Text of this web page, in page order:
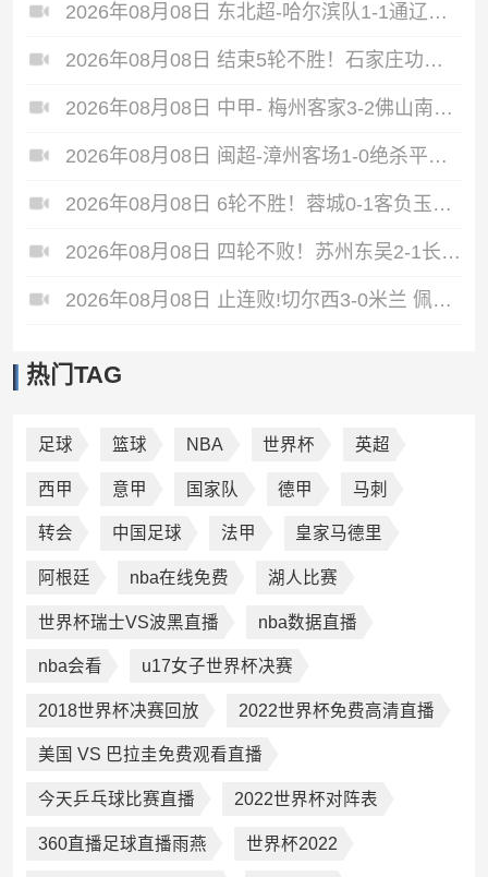
2026年08月08日 东北超-哈尔滨队1-1通辽队 李大宇破门李明悦神仙球扳平
2026年08月08日 结束5轮不胜！石家庄功夫2-1十人陕西联合 维尼修斯制胜曹康直红
2026年08月08日 中甲- 梅州客家3-2佛山南狮 维尼梅开二度
2026年08月08日 闽超-漳州客场1-0绝杀平潭终结6连败 黄鸿替补登场97分钟破门
2026年08月08日 6轮不胜！蓉城0-1客负玉昆 奥斯卡制胜玉昆暂第三 蓉城全场1射正
2026年08月08日 四轮不败！苏州东吴2-1长春亚泰 埃斯特雷拉补时绝杀谭龙连场破门
2026年08月08日 止连败!切尔西3-0米兰 佩德罗双响凯塞多世界波 米兰0射正3场不胜
热门TAG
足球 篮球 NBA 世界杯 英超
西甲 意甲 国家队 德甲 马刺
转会 中国足球 法甲 皇家马德里
阿根廷 nba在线免费 湖人比赛
世界杯瑞士VS波黑直播 nba数据直播
nba会看 u17女子世界杯决赛
2018世界杯决赛回放 2022世界杯免费高清直播
美国 VS 巴拉圭免费观看直播
今天乒乓球比赛直播 2022世界杯对阵表
360直播足球直播雨燕 世界杯2022